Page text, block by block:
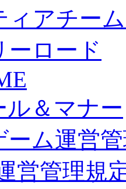
アチー
ーロード
ル＆マナー
ーム運営
営管理規